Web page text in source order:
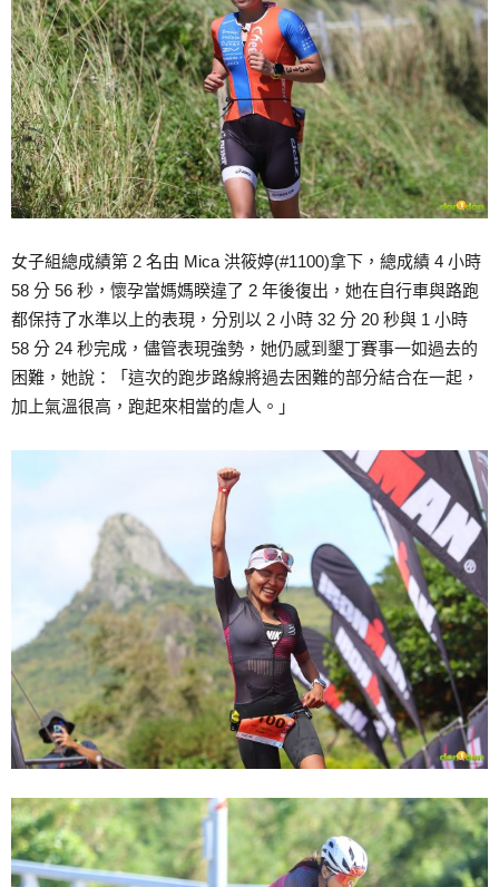
女子組總成績第 2 名由 Mica 洪筱婷(#1100)拿下，總成績 4 小時
58 分 56 秒，懷孕當媽媽睽違了 2 年後復出，她在自行車與路跑
都保持了水準以上的表現，分別以 2 小時 32 分 20 秒與 1 小時
58 分 24 秒完成，儘管表現強勢，她仍感到墾丁賽事一如過去的
困難，她說：「這次的跑步路線將過去困難的部分結合在一起，
加上氣溫很高，跑起來相當的虐人。」